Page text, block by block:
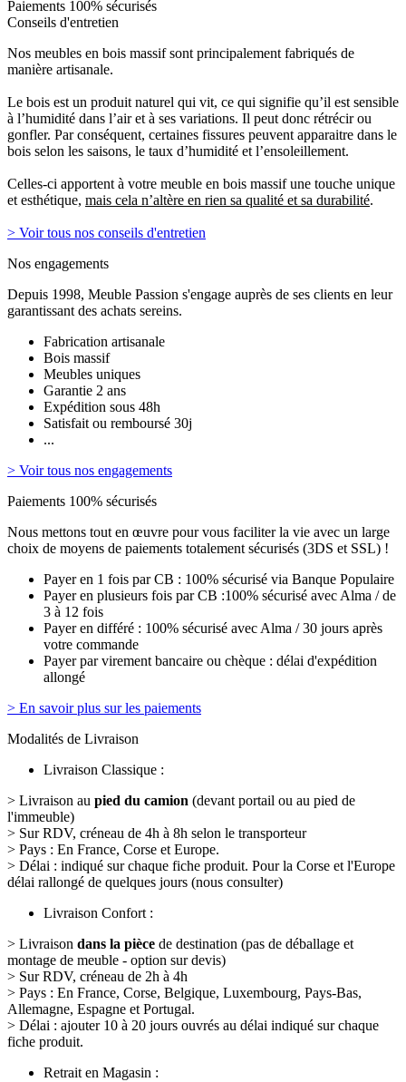
Paiements 100% sécurisés
Conseils d'entretien
Nos meubles en bois massif sont principalement fabriqués de
manière artisanale.
Le bois est un produit naturel qui vit, ce qui signifie qu’il est sensible
à l’humidité dans l’air et à ses variations. Il peut donc rétrécir ou
gonfler. Par conséquent, certaines fissures peuvent apparaitre dans le
bois selon les saisons, le taux d’humidité et l’ensoleillement.
Celles-ci apportent à votre meuble en bois massif une touche unique
et esthétique, mais cela n’altère en rien sa qualité et sa durabilité.
> Voir tous nos conseils d'entretien
Nos engagements
Depuis 1998, Meuble Passion s'engage auprès de ses clients en leur
garantissant des achats sereins.
Fabrication artisanale
Bois massif
Meubles uniques
Garantie 2 ans
Expédition sous 48h
Satisfait ou remboursé 30j
...
> Voir tous nos engagements
Paiements 100% sécurisés
Nous mettons tout en œuvre pour vous faciliter la vie avec un large
choix de moyens de paiements totalement sécurisés (3DS et SSL) !
Payer en 1 fois par CB : 100% sécurisé via Banque Populaire
Payer en plusieurs fois par CB :100% sécurisé avec Alma / de
3 à 12 fois
Payer en différé : 100% sécurisé avec Alma / 30 jours après
votre commande
Payer par virement bancaire ou chèque : délai d'expédition
allongé
> En savoir plus sur les paiements
Modalités de Livraison
Livraison Classique :
> Livraison au pied du camion (devant portail ou au pied de
l'immeuble)
> Sur RDV, créneau de 4h à 8h selon le transporteur
> Pays : En France, Corse et Europe.
> Délai : indiqué sur chaque fiche produit. Pour la Corse et l'Europe
délai rallongé de quelques jours (nous consulter)
Livraison Confort :
> Livraison dans la pièce de destination (pas de déballage et
montage de meuble - option sur devis)
> Sur RDV, créneau de 2h à 4h
> Pays : En France, Corse, Belgique, Luxembourg, Pays-Bas,
Allemagne, Espagne et Portugal.
> Délai : ajouter 10 à 20 jours ouvrés au délai indiqué sur chaque
fiche produit.
Retrait en Magasin :